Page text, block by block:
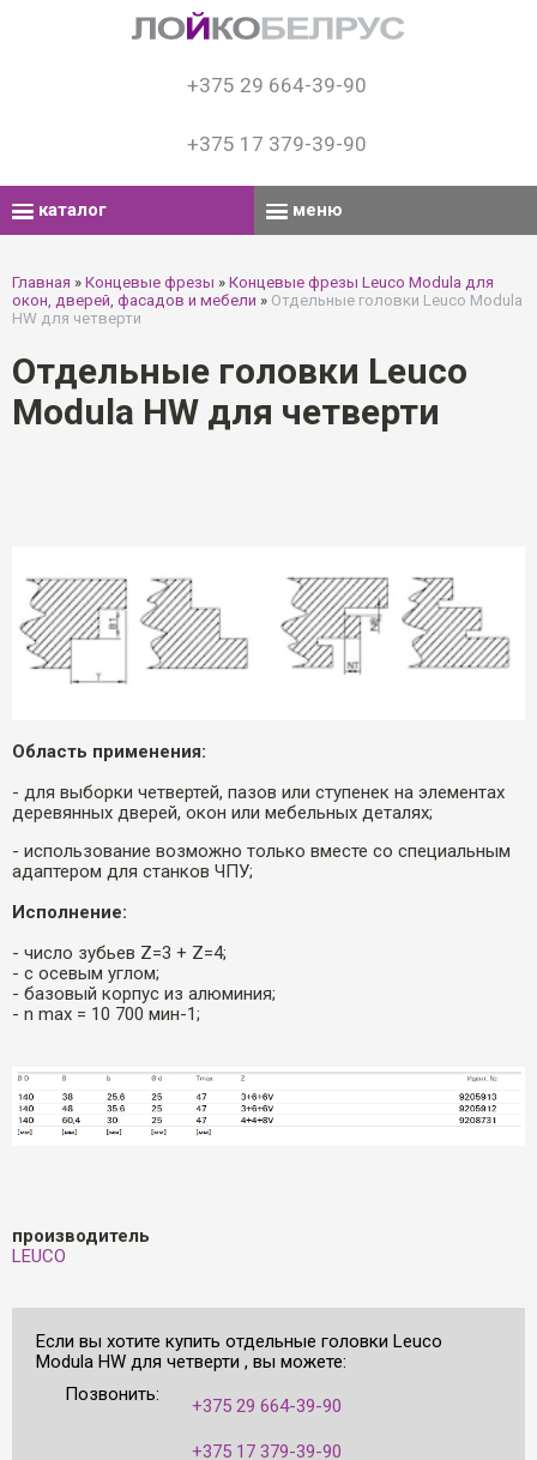
+375 29 664-39-90
+375 17 379-39-90
каталог меню
Главная » Концевые фрезы » Концевые фрезы Leuco Modula для
окон, дверей, фасадов и мебели » Oтдельные головки Leuco Modula
HW для четверти
Oтдельные головки Leuco
Modula HW для четверти
Область применения:
- для выборки четвертей, пазов или ступенек на элементах
деревянных дверей, окон или мебельных деталях;
- использование возможно только вместе со специальным
адаптером для станков ЧПУ;
Исполнение:
- число зубьев Z=3 + Z=4;
- с осевым углом;
- базовый корпус из алюминия;
- n max = 10 700 мин-1;
производитель
LEUCO
Если вы хотите купить oтдельные головки Leuco
Modula HW для четверти , вы можете:
Позвонить:
+375 29 664-39-90
+375 17 379-39-90